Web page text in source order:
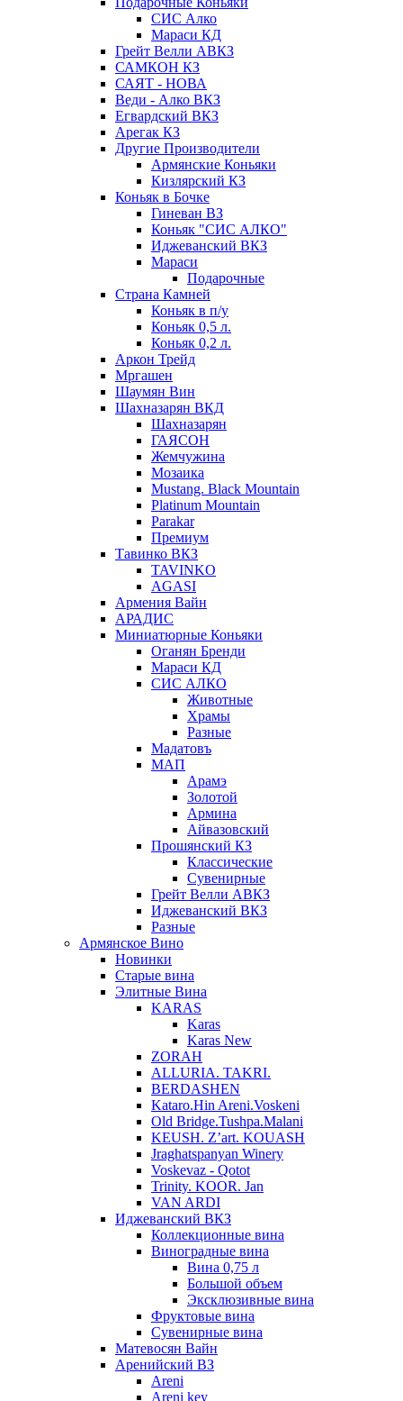
СИС Алко
Мараси КД
Грейт Велли АВКЗ
САМКОН КЗ
САЯТ - НОВА
Веди - Алко ВКЗ
Егвардский ВКЗ
Арегак КЗ
Другие Производители
Армянские Коньяки
Кизлярский КЗ
Коньяк в Бочке
Гиневан ВЗ
Коньяк "СИС АЛКО"
Иджеванский ВКЗ
Мараси
Подарочные
Страна Камней
Коньяк в п/у
Коньяк 0,5 л.
Коньяк 0,2 л.
Аркон Трейд
Мргашен
Шаумян Вин
Шахназарян ВКД
Шахназарян
ГАЯСОН
Жемчужина
Мозаика
Mustang. Black Mountain
Platinum Mountain
Parakar
Премиум
Тавинко ВКЗ
TAVINKO
AGASI
Армения Вайн
АРАДИС
Миниатюрные Коньяки
Оганян Бренди
Мараси КД
СИС АЛКО
Животные
Храмы
Разные
Мадатовъ
МАП
Арамэ
Золотой
Армина
Айвазовский
Прошянский КЗ
Классические
Сувенирные
Грейт Велли АВКЗ
Иджеванский ВКЗ
Разные
Армянское Вино
Новинки
Старые вина
Элитные Вина
KARAS
Karas
Karas New
ZORAH
ALLURIA. TAKRI.
BERDASHEN
Kataro.Hin Areni.Voskeni
Old Bridge.Tushpa.Malani
KEUSH. Z’art. KOUASH
Jraghatspanyan Winery
Voskevaz - Qotot
Trinity. KOOR. Jan
VAN ARDI
Иджеванский ВКЗ
Коллекционные вина
Виноградные вина
Вина 0,75 л
Большой объем
Эксклюзивные вина
Фруктовые вина
Cувенирные вина
Матевосян Вайн
Аренийский ВЗ
Areni
Areni key